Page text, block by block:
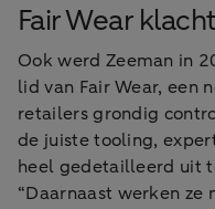
Fair Wear
Ook werd Zeeman in
lid van Fair Wear, een
retailers grondig
de juiste tooling,
heel gedetailleerd uit
“Daarnaast werken ze